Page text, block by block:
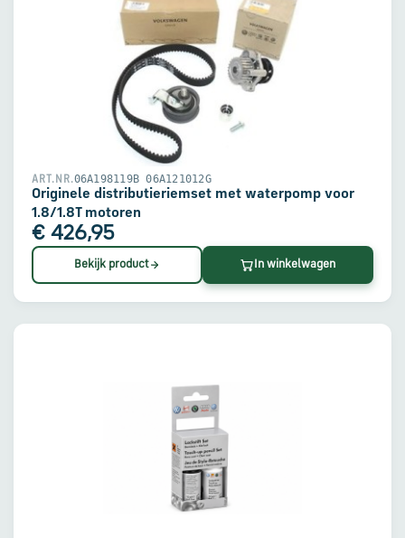
ART.NR.06A198119B 06A121012G
Originele distributieriemset met waterpomp voor
1.8/1.8T motoren
€ 426,95
Bekijk product In winkelwagen